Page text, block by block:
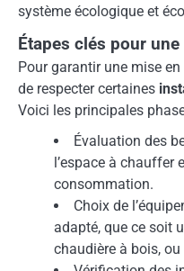
système écologique et
Étapes clés pour
Pour garantir une mise
de respecter certaines
Voici les principales
Évaluation des
l’espace à chauffer
consommation.
Choix de
adapté, que ce soit
chaudière à bois,